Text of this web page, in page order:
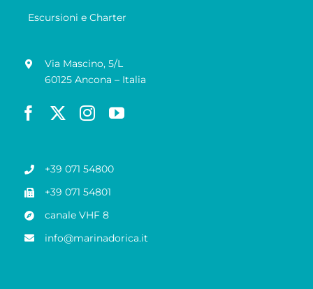
Escursioni e Charter
Via Mascino, 5/L
60125 Ancona – Italia
+39 071 54800
+39 071 54801
canale VHF 8
info@marinadorica.it